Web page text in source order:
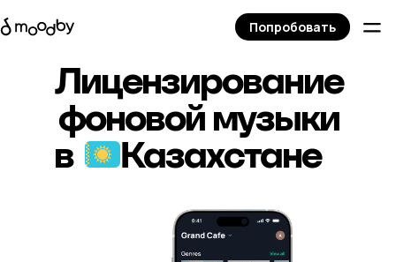
Лицензирование
фоновой музыки
в
Казахстане
Попробовать